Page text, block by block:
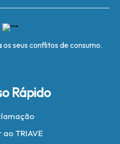
seus conflitos de consumo.
Rápido
TRIAVE